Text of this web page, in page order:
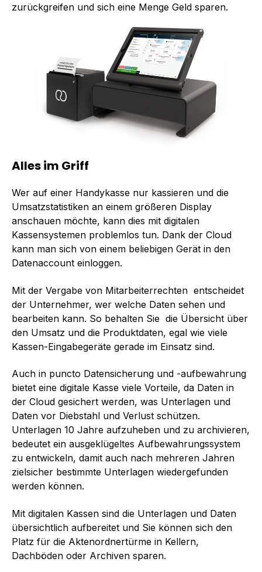
zurückgreifen und sich eine Menge Geld sparen.
Alles im Griff
Wer auf einer Handykasse nur kassieren und die
Umsatzstatistiken an einem größeren Display
anschauen möchte, kann dies mit digitalen
Kassensystemen problemlos tun. Dank der Cloud
kann man sich von einem beliebigen Gerät in den
Datenaccount einloggen.
Mit der Vergabe von Mitarbeiterrechten entscheidet
der Unternehmer, wer welche Daten sehen und
bearbeiten kann. So behalten Sie die Übersicht über
den Umsatz und die Produktdaten, egal wie viele
Kassen-Eingabegeräte gerade im Einsatz sind.
Auch in puncto Datensicherung und -aufbewahrung
bietet eine digitale Kasse viele Vorteile, da Daten in
der Cloud gesichert werden, was Unterlagen und
Daten vor Diebstahl und Verlust schützen.
Unterlagen 10 Jahre aufzuheben und zu archivieren,
bedeutet ein ausgeklügeltes Aufbewahrungssystem
zu entwickeln, damit auch nach mehreren Jahren
zielsicher bestimmte Unterlagen wiedergefunden
werden können.
Mit digitalen Kassen sind die Unterlagen und Daten
übersichtlich aufbereitet und Sie können sich den
Platz für die Aktenordnertürme in Kellern,
Dachböden oder Archiven sparen.